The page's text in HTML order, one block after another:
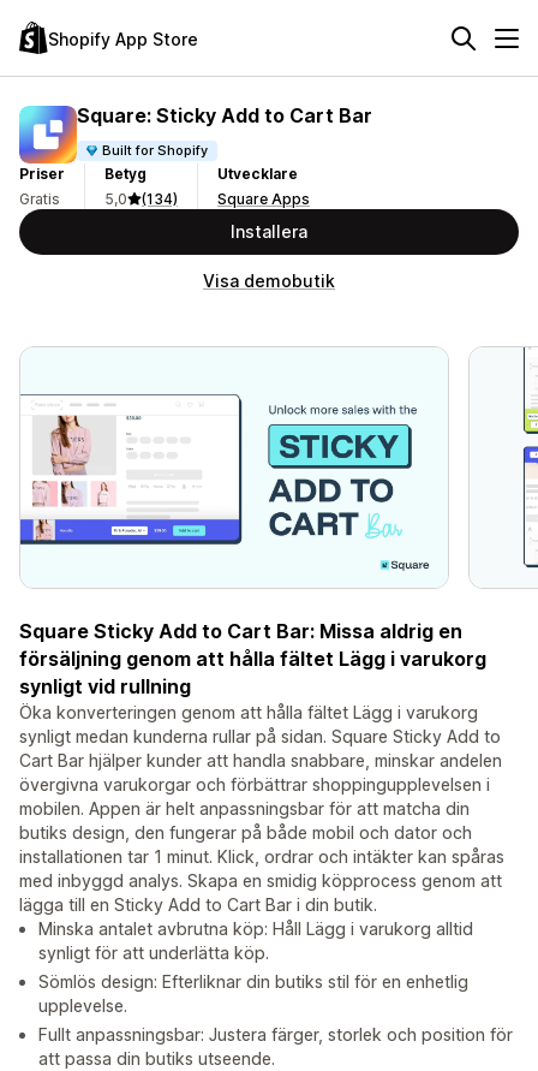
Shopify App Store
Square: Sticky Add to Cart Bar
Built for Shopify
Priser
Gratis
Betyg
5,0
(134)
Utvecklare
Square Apps
Installera
Visa demobutik
Square Sticky Add to Cart Bar: Missa aldrig en
försäljning genom att hålla fältet Lägg i varukorg
synligt vid rullning
Öka konverteringen genom att hålla fältet Lägg i varukorg
synligt medan kunderna rullar på sidan. Square Sticky Add to
Cart Bar hjälper kunder att handla snabbare, minskar andelen
övergivna varukorgar och förbättrar shoppingupplevelsen i
mobilen. Appen är helt anpassningsbar för att matcha din
butiks design, den fungerar på både mobil och dator och
installationen tar 1 minut. Klick, ordrar och intäkter kan spåras
med inbyggd analys. Skapa en smidig köpprocess genom att
lägga till en Sticky Add to Cart Bar i din butik.
Minska antalet avbrutna köp: Håll Lägg i varukorg alltid
synligt för att underlätta köp.
Sömlös design: Efterliknar din butiks stil för en enhetlig
upplevelse.
Fullt anpassningsbar: Justera färger, storlek och position för
att passa din butiks utseende.